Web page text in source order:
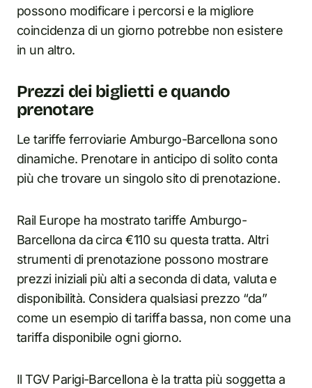
possono modificare i percorsi e la migliore
coincidenza di un giorno potrebbe non esistere
in un altro.
Prezzi dei biglietti e quando
prenotare
Le tariffe ferroviarie Amburgo-Barcellona sono
dinamiche. Prenotare in anticipo di solito conta
più che trovare un singolo sito di prenotazione.
Rail Europe ha mostrato tariffe Amburgo-
Barcellona da circa €110 su questa tratta. Altri
strumenti di prenotazione possono mostrare
prezzi iniziali più alti a seconda di data, valuta e
disponibilità. Considera qualsiasi prezzo “da”
come un esempio di tariffa bassa, non come una
tariffa disponibile ogni giorno.
Il TGV Parigi-Barcellona è la tratta più soggetta a